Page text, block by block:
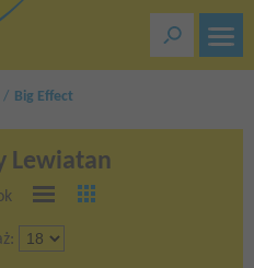
Big Effect
Lewiatan